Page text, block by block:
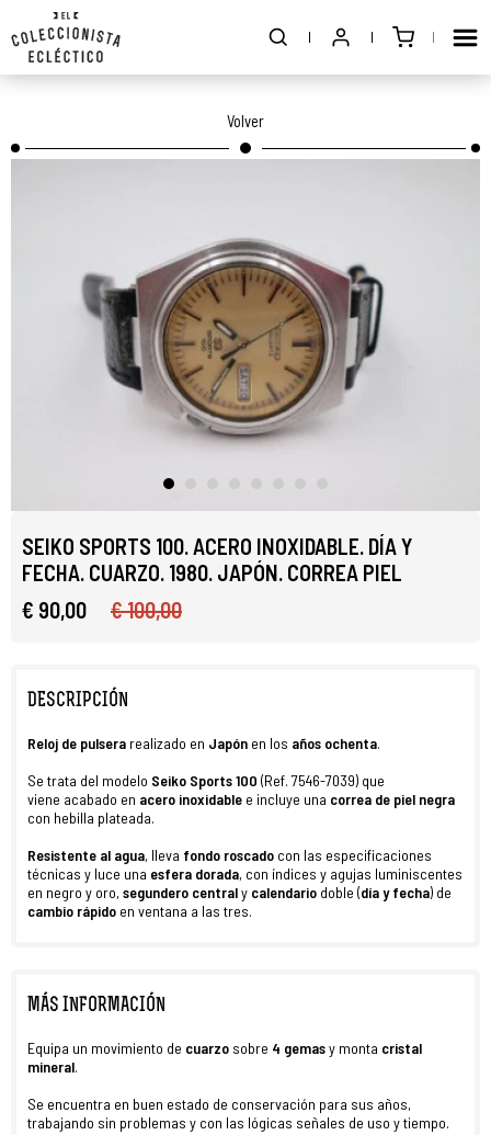
Volver
SEIKO SPORTS 100. ACERO INOXIDABLE. DÍA Y
FECHA. CUARZO. 1980. JAPÓN. CORREA PIEL
€ 90,00
€ 100,00
DESCRIPCIÓN
Reloj de pulsera realizado en Japón en los años ochenta.
Se trata del modelo Seiko Sports 100 (Ref. 7546-7039) que
viene acabado en acero inoxidable e incluye una correa de piel negra
con hebilla plateada.
Resistente al agua, lleva fondo roscado con las especificaciones
técnicas y luce una esfera dorada, con índices y agujas luminiscentes
en negro y oro, segundero centraly calendario doble (día y fecha) de
cambio rápido en ventana a las tres.
MÁS INFORMACIÓN
Equipa un movimiento de cuarzo sobre 4 gemasy monta cristal
mineral.
Se encuentra en buen estado de conservación para sus años,
trabajando sin problemas y con las lógicas señales de uso y tiempo.